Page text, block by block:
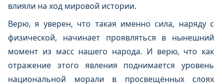
влияли на ход мировой истории.
Верю, я уверен, что такая именно сила, наряду с
физической, начинает проявляться в нынешний
момент из масс нашего народа. И верю, что как
отражение этого явления поднимается уровень
национальной морали в просвещённых слоях